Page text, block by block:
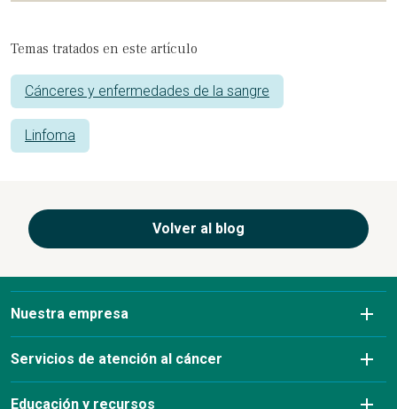
Temas tratados en este artículo
Cánceres y enfermedades de la sangre
Linfoma
Volver al blog
Nuestra empresa
Sobre nosotros
Afecciones que tratamos
Servicios de atención al cáncer
Diagnóstico por imagen
Educación y recursos